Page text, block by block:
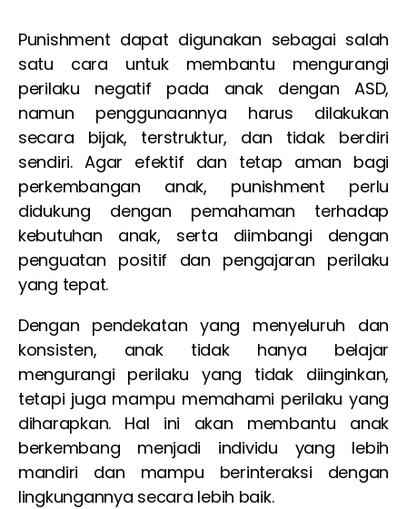
Punishment dapat digunakan sebagai salah
satu cara untuk membantu mengurangi
perilaku negatif pada anak dengan ASD,
namun penggunaannya harus dilakukan
secara bijak, terstruktur, dan tidak berdiri
sendiri. Agar efektif dan tetap aman bagi
perkembangan anak, punishment perlu
didukung dengan pemahaman terhadap
kebutuhan anak, serta diimbangi dengan
penguatan positif dan pengajaran perilaku
yang tepat.
Dengan pendekatan yang menyeluruh dan
konsisten, anak tidak hanya belajar
mengurangi perilaku yang tidak diinginkan,
tetapi juga mampu memahami perilaku yang
diharapkan. Hal ini akan membantu anak
berkembang menjadi individu yang lebih
mandiri dan mampu berinteraksi dengan
lingkungannya secara lebih baik.